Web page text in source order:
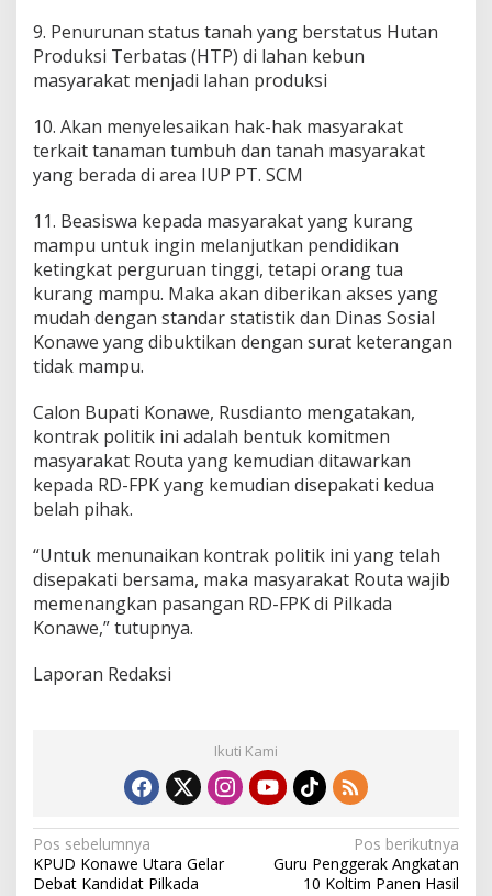
9. Penurunan status tanah yang berstatus Hutan
Produksi Terbatas (HTP) di lahan kebun
masyarakat menjadi lahan produksi
10. Akan menyelesaikan hak-hak masyarakat
terkait tanaman tumbuh dan tanah masyarakat
yang berada di area IUP PT. SCM
11. Beasiswa kepada masyarakat yang kurang
mampu untuk ingin melanjutkan pendidikan
ketingkat perguruan tinggi, tetapi orang tua
kurang mampu. Maka akan diberikan akses yang
mudah dengan standar statistik dan Dinas Sosial
Konawe yang dibuktikan dengan surat keterangan
tidak mampu.
Calon Bupati Konawe, Rusdianto mengatakan,
kontrak politik ini adalah bentuk komitmen
masyarakat Routa yang kemudian ditawarkan
kepada RD-FPK yang kemudian disepakati kedua
belah pihak.
“Untuk menunaikan kontrak politik ini yang telah
disepakati bersama, maka masyarakat Routa wajib
memenangkan pasangan RD-FPK di Pilkada
Konawe,” tutupnya.
Laporan Redaksi
Ikuti Kami
N
a
Pos sebelumnya
KPUD Konawe Utara Gelar
Debat Kandidat Pilkada
Pos berikutnya
Guru Penggerak Angkatan
10 Koltim Panen Hasil